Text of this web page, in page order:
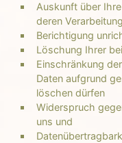
Auskunft über
deren Verarbeitung
Berichtigung
Löschung Ihrer
Einschränkung
Daten aufgrund
löschen dürfen
Widerspruch
uns und